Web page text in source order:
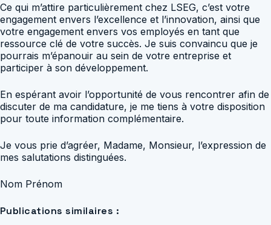
Ce qui m’attire particulièrement chez LSEG, c’est votre
engagement envers l’excellence et l’innovation, ainsi que
votre engagement envers vos employés en tant que
ressource clé de votre succès. Je suis convaincu que je
pourrais m’épanouir au sein de votre entreprise et
participer à son développement.
En espérant avoir l’opportunité de vous rencontrer afin de
discuter de ma candidature, je me tiens à votre disposition
pour toute information complémentaire.
Je vous prie d’agréer, Madame, Monsieur, l’expression de
mes salutations distinguées.
Nom Prénom
Publications similaires :